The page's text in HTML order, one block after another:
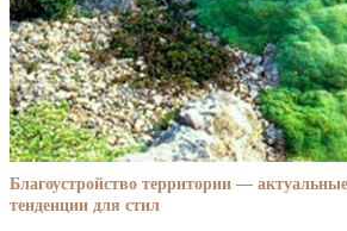
Благоустройство территории —
тенденции для стил